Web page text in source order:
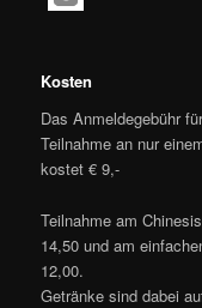
Kosten
Das Anmeldegebühr
Teilnahme an nur
kostet € 9,-
Teilnahme am
14,50 und am
12,00.
Getränke sind dabei